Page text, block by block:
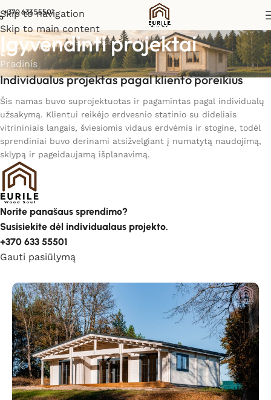
Skip to navigation
Skip to main content
+370 633 55501
Įgyvendinti projektai
Pradinis
Individualus projektas pagal kliento poreikius
Šis namas buvo suprojektuotas ir pagamintas pagal individualų
užsakymą. Klientui reikėjo erdvesnio statinio su dideliais
vitrininiais langais, šviesiomis vidaus erdvėmis ir stogine, todėl
sprendiniai buvo derinami atsižvelgiant į numatytą naudojimą,
sklypą ir pageidaujamą išplanavimą.
Norite panašaus sprendimo?
Susisiekite dėl individualaus projekto.
+370 633 55501
Gauti pasiūlymą